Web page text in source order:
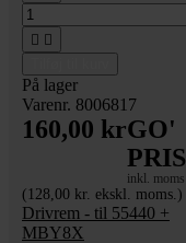
 
På lager
Varenr. 8006817
160,00 krGO'
PRIS
inkl. moms
(128,00 kr. ekskl. moms.)
Drivrem - til 55440 +
MBY8X